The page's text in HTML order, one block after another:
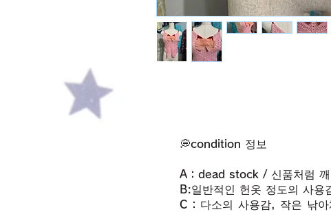
💭condition 정보
A：dead stock / 신품처럼 깨
B:일반적인 헌옷 정도의 사용
C：다소의 사용감, 작은 낚